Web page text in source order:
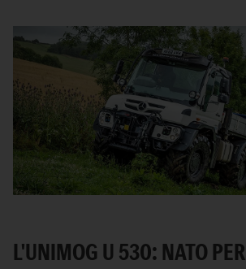
L'UNIMOG U 530: NATO PER